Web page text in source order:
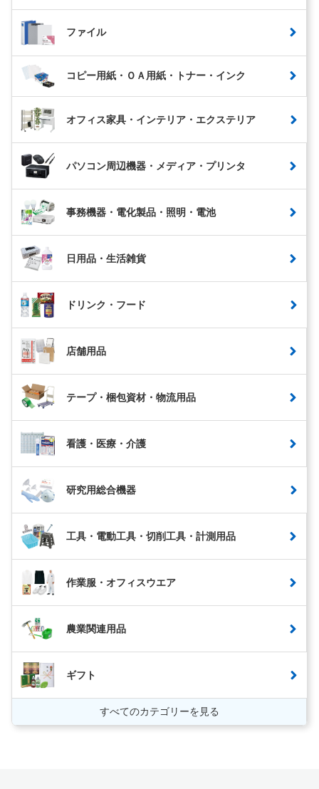
ファイル
コピー用紙・ＯＡ用紙・トナー・インク
オフィス家具・インテリア・エクステリア
パソコン周辺機器・メディア・プリンタ
事務機器・電化製品・照明・電池
日用品・生活雑貨
ドリンク・フード
店舗用品
テープ・梱包資材・物流用品
看護・医療・介護
研究用総合機器
工具・電動工具・切削工具・計測用品
作業服・オフィスウエア
農業関連用品
ギフト
すべてのカテゴリーを見る